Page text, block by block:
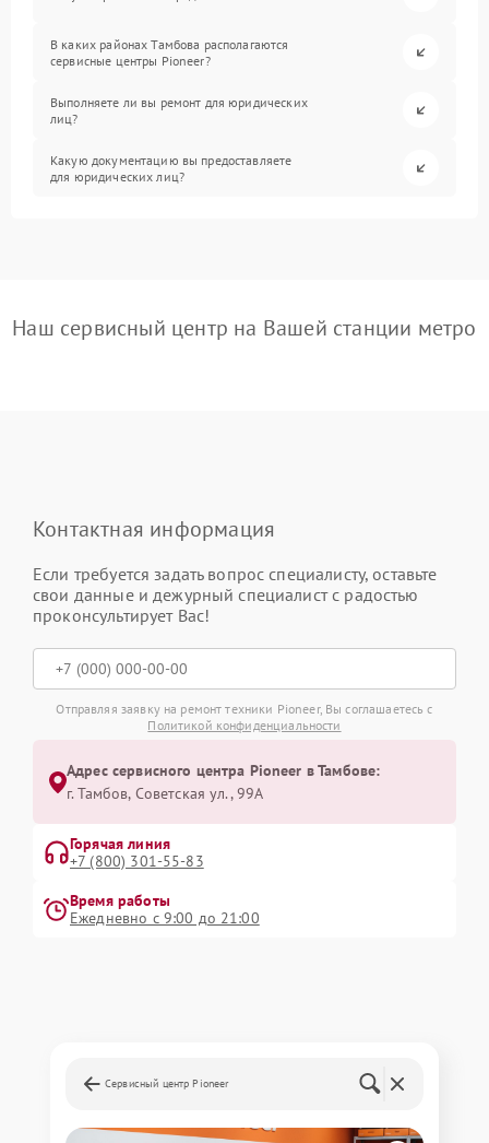
В каких районах Тамбова располагаются
сервисные центры Pioneer?
Выполняете ли вы ремонт для юридических
лиц?
Какую документацию вы предоставляете
для юридических лиц?
Наш сервисный центр на Вашей станции метро
Контактная информация
Если требуется задать вопрос специалисту, оставьте
свои данные и дежурный специалист с радостью
проконсультирует Вас!
Отправляя заявку на ремонт техники Pioneer, Вы соглашаетесь с
Политикой конфиденциальности
Адрес сервисного центра Pioneer в Тамбове:
г. Тамбов, Советская ул., 99А
Горячая линия
+7 (800) 301-55-83
Время работы
Ежедневно с 9:00 до 21:00
Сервисный центр Pioneer